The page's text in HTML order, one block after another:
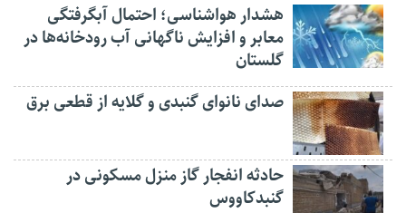
هشدار هواشناسی؛ احتمال آبگرفتگی
معابر و افزایش ناگهانی آب رودخانه‌ها در
گلستان
صدای نانوای گنبدی و گلایه از قطعی برق
حادثه انفجار گاز منزل مسکونی در
گنبدکاووس